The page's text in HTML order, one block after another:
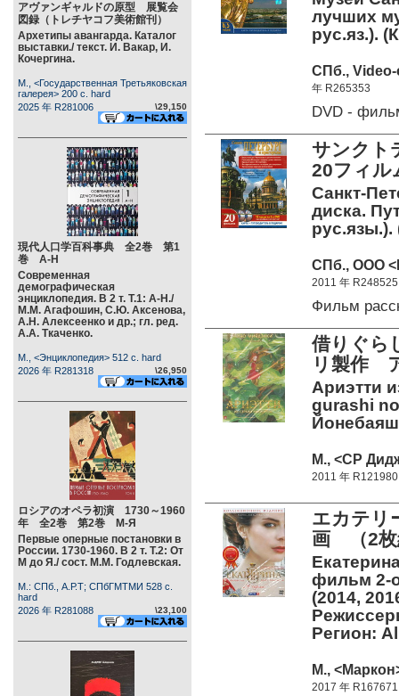
アヴァンギャルドの原型 展覧会
図録（トレチヤコフ美術館刊）
Архетипы авангарда. Каталог
выставки./ текст. И. Вакар, И.
Кочергина.
М., <Государственная Третьяковская
галерея> 200 c. hard
2025 年 R281006
\29,150
現代人口学百科事典 全2巻 第1
巻 А-Н
Современная
демографическая
энциклопедия. В 2 т. Т.1: А-Н./
М.М. Агафошин, С.Ю. Аксенова,
А.Н. Алексеенко и др.; гл. ред.
А.А. Ткаченко.
М., <Энциклопедия> 512 c. hard
2026 年 R281318
\26,950
ロシアのオペラ初演 1730～1960
年 全2巻 第2巻 М-Я
Первые оперные постановки в
России. 1730-1960. В 2 т. Т.2: От
М до Я./ сост. М.М. Годлевская.
М.: СПб., А.Р.Т; СПбГМТМИ 528 c.
hard
2026 年 R281088
\23,100
лучших
рус.яз.).
СПб.,
年 R265353
DVD -
サンク
20フィ
Санкт-
диска.
рус.язы.).
СПб., ООО
2011 年 R248525
Фильм
借りぐら
リ製作
Ариэтти
gurashi
М., <СР
2011 年 R121980
エカテ
画 （2枚
фильм 2-
(2014,
Регион:
М.,
2017 年 R167671